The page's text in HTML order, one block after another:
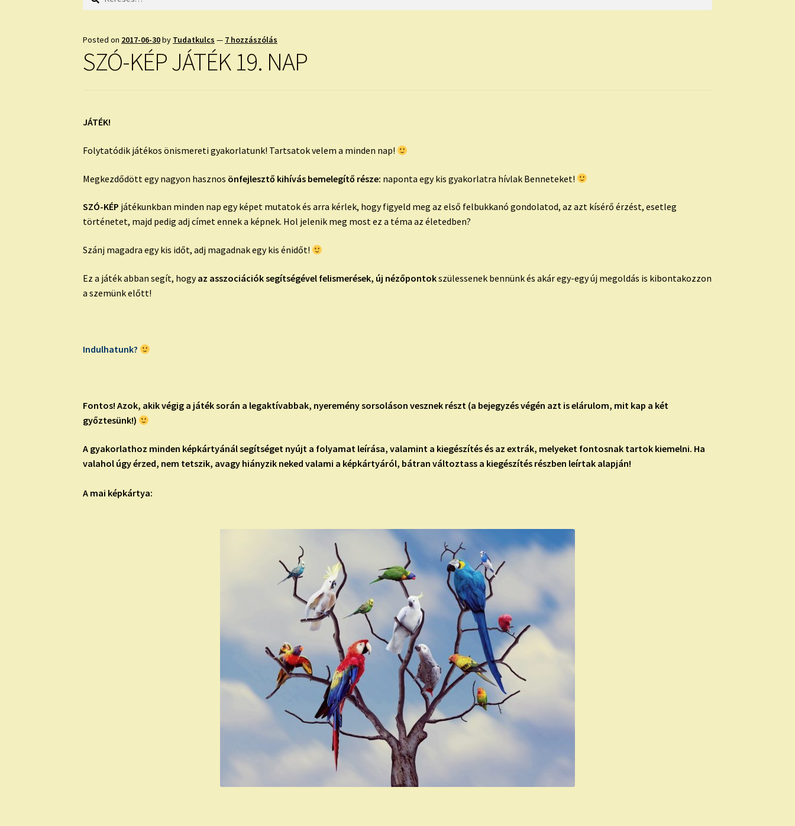
Posted on 2017-06-30by Tudatkulcs — 7 hozzászólás
SZÓ-KÉP JÁTÉK 19. NAP
JÁTÉK!
Folytatódik játékos önismereti gyakorlatunk! Tartsatok velem a minden nap!
Megkezdődött egy nagyon hasznos önfejlesztő kihívás bemelegítő része: naponta egy kis gyakorlatra hívlak Benneteket!
SZÓ-KÉP játékunkban minden nap egy képet mutatok és arra kérlek, hogy figyeld meg az első felbukkanó gondolatod, az azt kísérő érzést, esetleg
történetet, majd pedig adj címet ennek a képnek. Hol jelenik meg most ez a téma az életedben?
Szánj magadra egy kis időt, adj magadnak egy kis énidőt!
Ez a játék abban segít, hogyaz asszociációk segítségével felismerések, új nézőpontokszülessenek bennünk és akár egy-egy új megoldás is kibontakozzon
a szemünk előtt!
Indulhatunk?
Fontos! Azok, akik végig a játék során a legaktívabbak, nyeremény sorsoláson vesznek részt (a bejegyzés végén azt is elárulom, mit kap a két
győztesünk!)
A gyakorlathoz minden képkártyánál segítséget nyújt a folyamat leírása, valamint a kiegészítés és az extrák, melyeket fontosnak tartok kiemelni. Ha
valahol úgy érzed, nem tetszik, avagy hiányzik neked valami a képkártyáról, bátran változtass a kiegészítés részben leírtak alapján!
A mai képkártya: